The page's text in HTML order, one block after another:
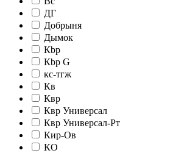
ДГ
Добрыня
Дымок
Кbр
Кbр G
кc-тгж
Кв
Квр
Квр Универсал
Квр Универсал-Рт
Кир-Ов
КО